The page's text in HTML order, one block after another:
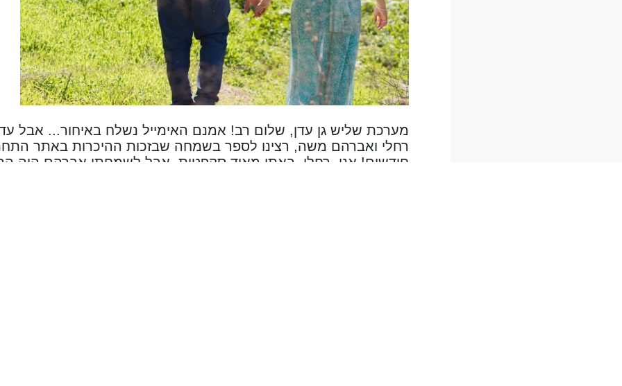
מערכת שליש גן עדן, שלום רב! אמנם האימייל נשלח באיחור... אבל
רחלי ואברהם משה, רצינו לספר בשמחה שבזכות ההיכרות באתר
חודשים! אני, רחלי, באתי מאוד סקפטית, אבל לשמחתי אברהם היה